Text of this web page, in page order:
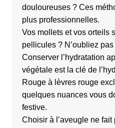
douloureuses ? Ces
plus professionnelles.
Vos mollets et vos orteils
pellicules ? N’oubliez
Conserver l’hydratation
végétale est la clé de
Rouge à lèvres rouge
quelques nuances vous
festive.
Choisir à l’aveugle ne fait